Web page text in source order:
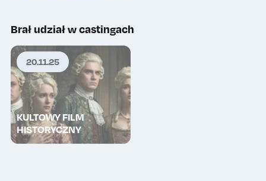
Brał udział w castingach
20.11.25
KULTOWY FILM
HISTORYCZNY